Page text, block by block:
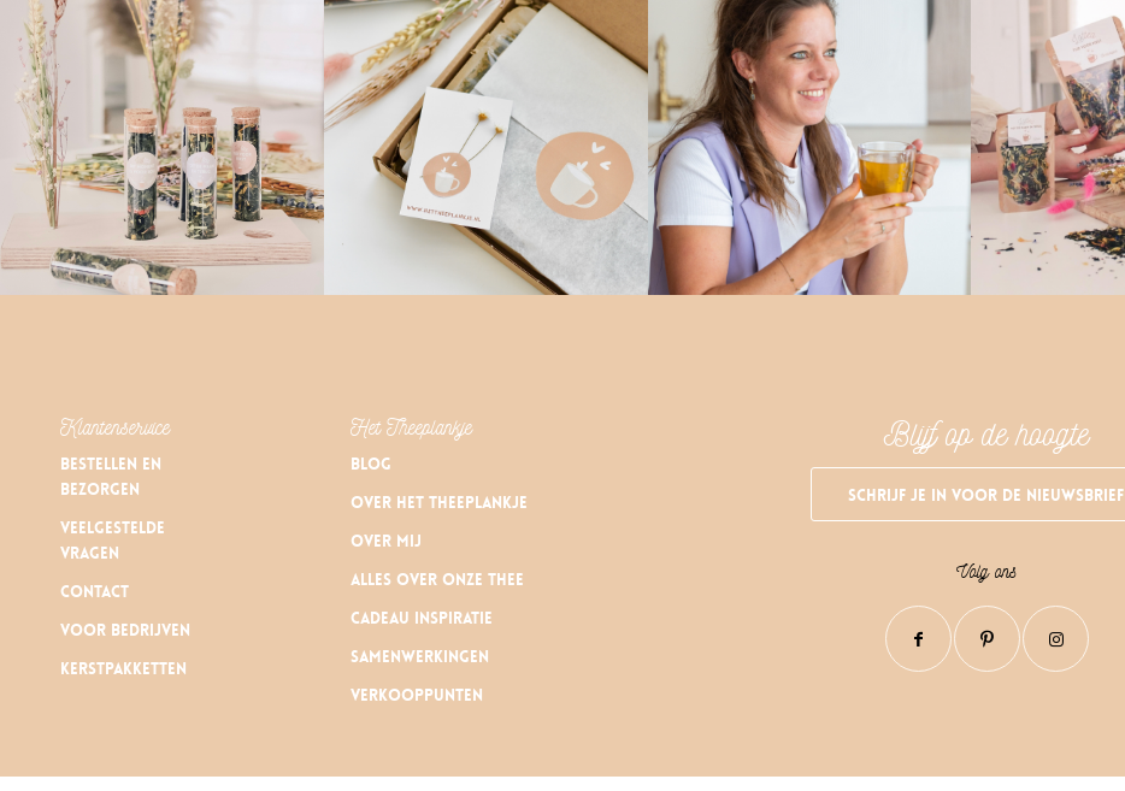
Klantenservice
Bestellen en
bezorgen
Veelgestelde
vragen
Contact
Voor bedrijven
Kerstpakketten
Het Theeplankje
Blog
Over Het Theeplankje
Over mij
Alles over onze thee
Cadeau inspiratie
Samenwerkingen
Verkooppunten
Blijf op de hoogte
Schrijf je in voor de nieuwsbrief
Volg ons